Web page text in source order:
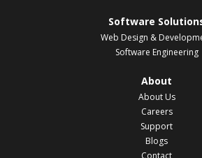
Software
Web Design &
Software Engineering
About
About Us
Careers
Support
Blogs